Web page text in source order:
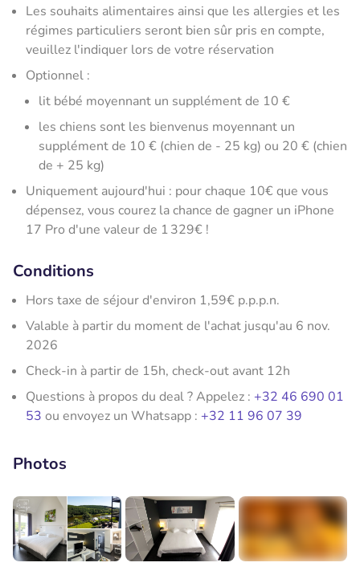
Les souhaits alimentaires ainsi que les allergies et les
régimes particuliers seront bien sûr pris en compte,
veuillez l'indiquer lors de votre réservation
Optionnel :
lit bébé moyennant un supplément de 10 €
les chiens sont les bienvenus moyennant un
supplément de 10 € (chien de - 25 kg) ou 20 € (chien
de + 25 kg)
Uniquement aujourd'hui : pour chaque 10€ que vous
dépensez, vous courez la chance de gagner un iPhone
17 Pro d'une valeur de 1 329€ !
Conditions
Hors taxe de séjour d'environ 1,59€ p.p.p.n.
Valable à partir du moment de l'achat jusqu'au 6 nov.
2026
Check-in à partir de 15h, check-out avant 12h
Questions à propos du deal ? Appelez : +32 46 690 01
53 ou envoyez un Whatsapp : +32 11 96 07 39
Photos